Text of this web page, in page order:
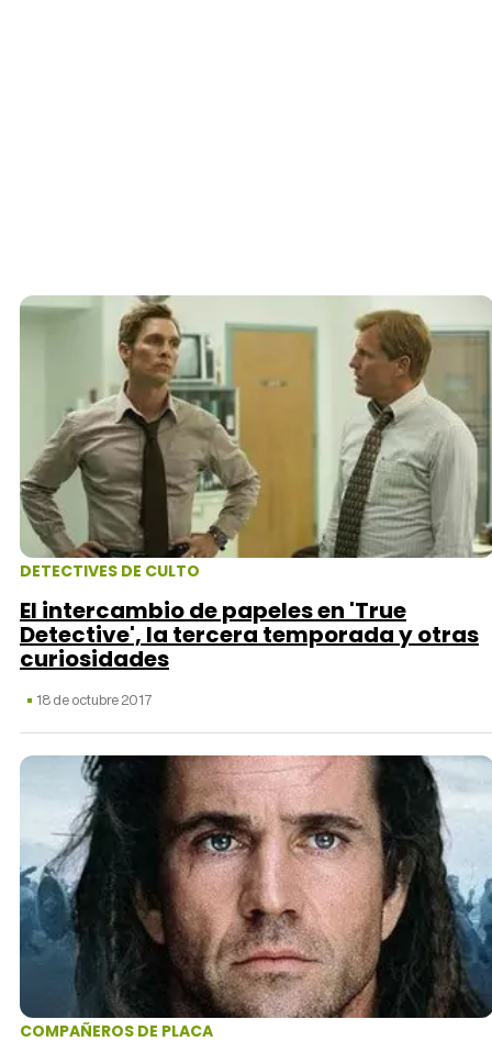
DETECTIVES DE CULTO
El intercambio de papeles en 'True
Detective', la tercera temporada y otras
curiosidades
18 de octubre 2017
COMPAÑEROS DE PLACA